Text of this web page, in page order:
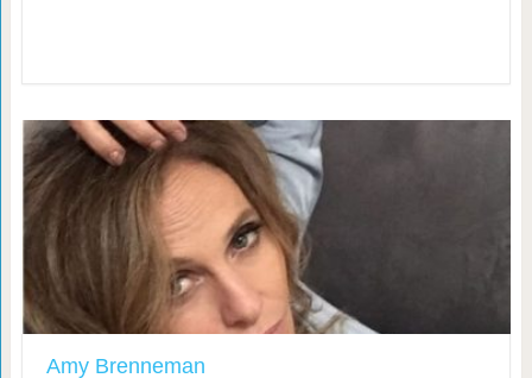
Amy Brenneman